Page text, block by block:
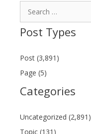
Post Types
Post (3,891)
Page (5)
Categories
Uncategorized (2,891)
Topic (131)